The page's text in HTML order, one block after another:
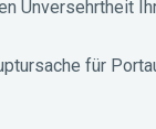
Unversehrtheit
für